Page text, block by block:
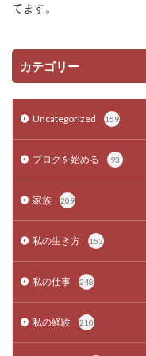
てます。
カテゴリー
Uncategorized 159
ブログを始める 93
家族 209
私の生き方 153
私の仕事 248
私の経験 210